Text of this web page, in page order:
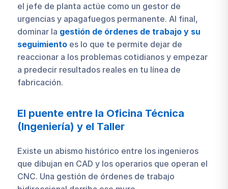
el jefe de planta actúe como un gestor de
urgencias y apagafuegos permanente. Al final,
dominar la gestión de órdenes de trabajo y su
seguimientoes lo que te permite dejar de
reaccionar a los problemas cotidianos y empezar
a predecir resultados reales en tu línea de
fabricación.
El puente entre la Oficina Técnica
(Ingeniería) y el Taller
Existe un abismo histórico entre los ingenieros
que dibujan en CAD y los operarios que operan el
CNC. Una gestión de órdenes de trabajo